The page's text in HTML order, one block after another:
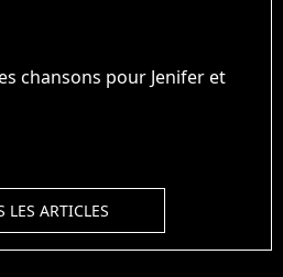
chansons pour Jenifer et
LES ARTICLES